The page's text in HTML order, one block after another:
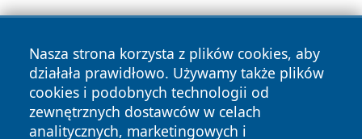
Nasza strona korzysta z plików cookies, aby
działała prawidłowo. Używamy także plików
cookies i podobnych technologii od
zewnętrznych dostawców w celach
analitycznych, marketingowych i
Copyright © 2026 faktykrakowa.pl Wszystkie prawa
zastrzeżone.